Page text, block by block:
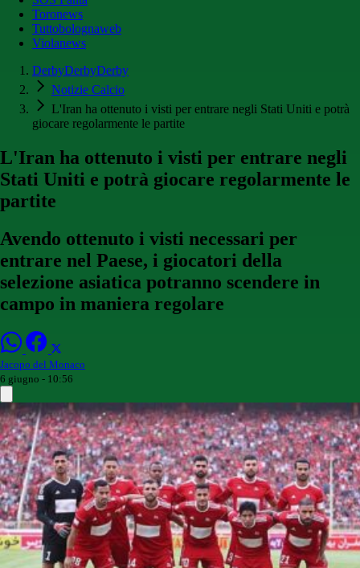
Toronews
Tuttobolognaweb
Violanews
DerbyDerbyDerby
Notizie Calcio
L'Iran ha ottenuto i visti per entrare negli Stati Uniti e potrà
giocare regolarmente le partite
L'Iran ha ottenuto i visti per entrare negli
Stati Uniti e potrà giocare regolarmente le
partite
Avendo ottenuto i visti necessari per
entrare nel Paese, i giocatori della
selezione asiatica potranno scendere in
campo in maniera regolare
Jacopo del Monaco
6 giugno - 10:56